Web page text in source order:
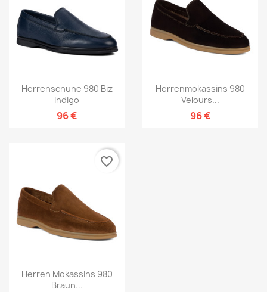
Herrenschuhe 980 Biz
Indigo
96 €
Herrenmokassins 980
Velours...
96 €
Herren Mokassins 980
Braun...
favorite_border